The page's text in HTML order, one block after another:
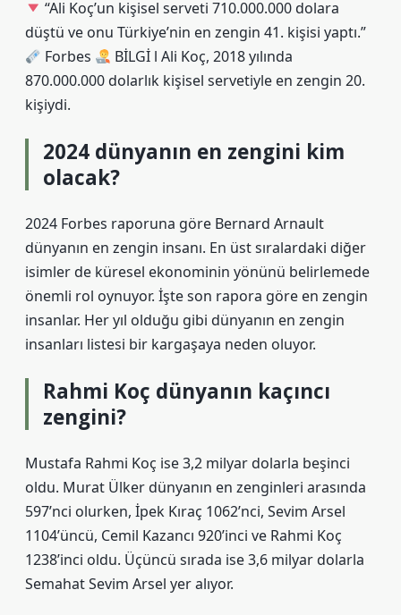
“Ali Koç’un kişisel serveti 710.000.000 dolara
düştü ve onu Türkiye’nin en zengin 41. kişisi yaptı.”
Forbes
BİLGİ l Ali Koç, 2018 yılında
870.000.000 dolarlık kişisel servetiyle en zengin 20.
kişiydi.
2024 dünyanın en zengini kim
olacak?
2024 Forbes raporuna göre Bernard Arnault
dünyanın en zengin insanı. En üst sıralardaki diğer
isimler de küresel ekonominin yönünü belirlemede
önemli rol oynuyor. İşte son rapora göre en zengin
insanlar. Her yıl olduğu gibi dünyanın en zengin
insanları listesi bir kargaşaya neden oluyor.
Rahmi Koç dünyanın kaçıncı
zengini?
Mustafa Rahmi Koç ise 3,2 milyar dolarla beşinci
oldu. Murat Ülker dünyanın en zenginleri arasında
597’nci olurken, İpek Kıraç 1062’nci, Sevim Arsel
1104’üncü, Cemil Kazancı 920’inci ve Rahmi Koç
1238’inci oldu. Üçüncü sırada ise 3,6 milyar dolarla
Semahat Sevim Arsel yer alıyor.